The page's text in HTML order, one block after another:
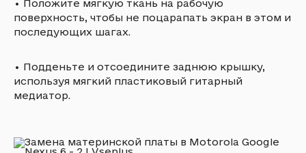
• Положите мягкую ткань на рабочую
поверхность, чтобы не поцарапать экран в этом и
последующих шагах.
• Подденьте и отсоедините заднюю крышку,
используя мягкий пластиковый гитарный
медиатор.